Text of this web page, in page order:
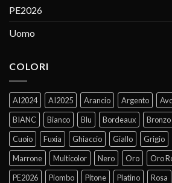
PE2026
Uomo
COLORI
AI2024 AI2025 Arancio Argento
BIANC
Bianco Blu Bordeaux Bronzo
Cuoio
Fuxia Ghiaccio Giallo Grigio
Marrone
Multicolor Nero Oro Oro
PE2026
Piombo Pitone Platino Rosa